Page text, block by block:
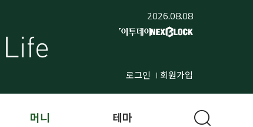
2026.08.08
로그인 회원가입
머니 테마